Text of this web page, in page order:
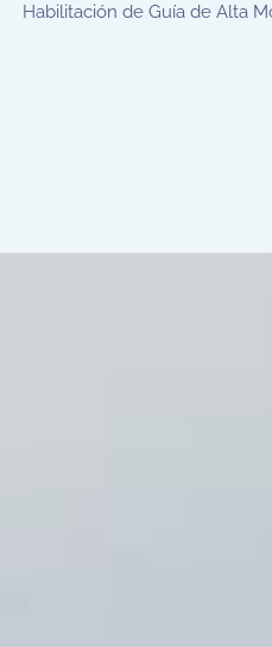
Habilitación de Guía de Alta